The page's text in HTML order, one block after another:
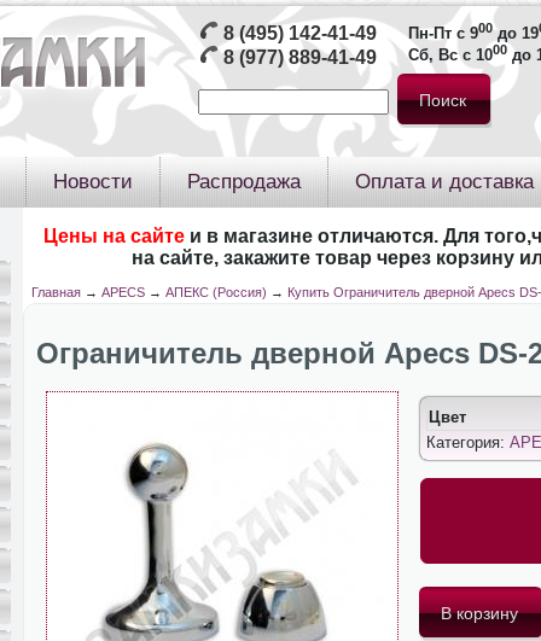
8 (495) 142-41-49
8 (977) 889-41-49
Пн-Пт с 900до 19
Сб, Вс с 1000до
Новости Распродажа Оплата и доставка
Цены на сайте и в магазине отличаются. Для
на сайте, закажите товар через корзину
Главная →APECS →АПЕКС (Россия) → Купить Ограничитель дверной Apecs
Ограничитель дверной Apecs DS-
Цвет
Категория: